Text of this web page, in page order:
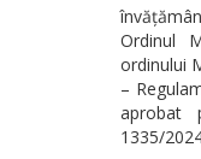
Ordinul
ordinului
–
aprobat
1335/